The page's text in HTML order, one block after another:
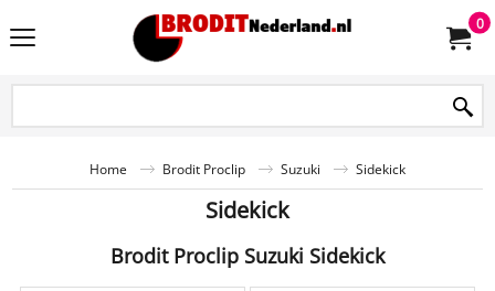
0
Home Brodit Proclip Suzuki Sidekick
Sidekick
Brodit Proclip Suzuki Sidekick